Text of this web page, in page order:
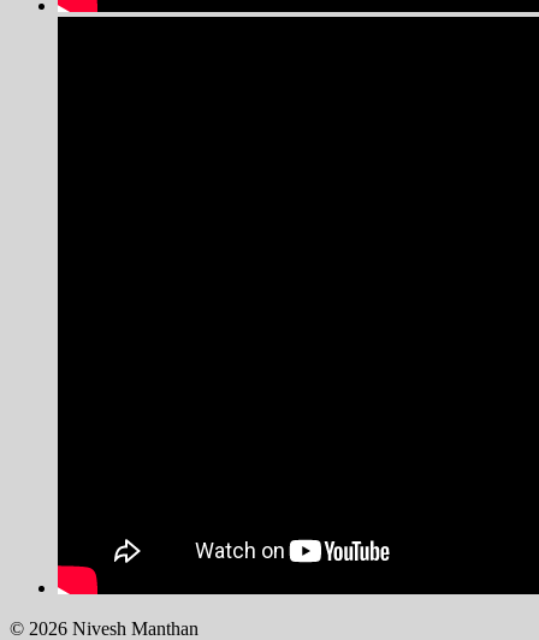
© 2026 Nivesh Manthan